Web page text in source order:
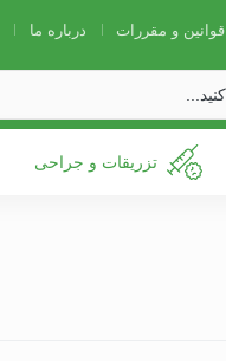
قوانین و مقررات درباره ما
تزریقات و جراحی